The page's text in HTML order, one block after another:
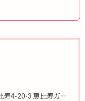
寿4-20-3 恵比寿ガー